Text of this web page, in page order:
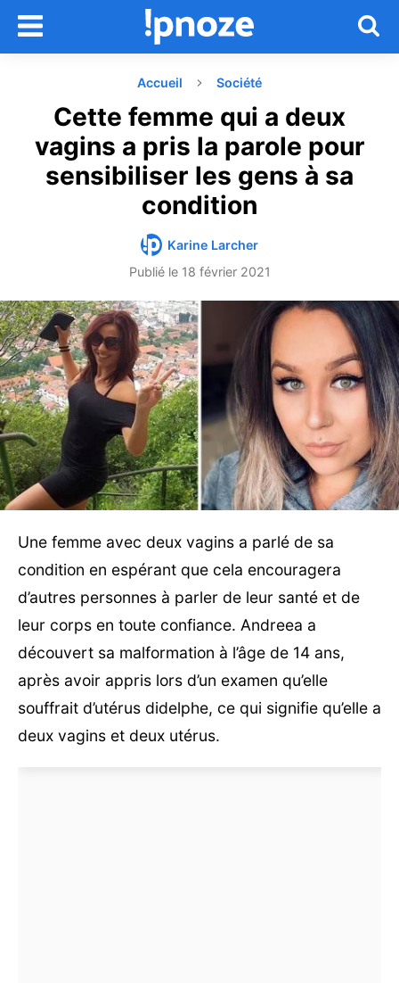
Accueil Société
Cette femme qui a deux
vagins a pris la parole pour
sensibiliser les gens à sa
condition
Karine Larcher
Publié le 18 février 2021
Une femme avec deux vagins a parlé de sa
condition en espérant que cela encouragera
d’autres personnes à parler de leur santé et de
leur corps en toute confiance. Andreea a
découvert sa malformation à l’âge de 14 ans,
après avoir appris lors d’un examen qu’elle
souffrait d’utérus didelphe, ce qui signifie qu’elle a
deux vagins et deux utérus.